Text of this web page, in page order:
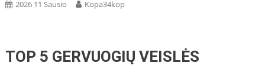
2026 11 Sausio Kopa34kop
TOP 5 GERVUOGIŲ VEISLĖS